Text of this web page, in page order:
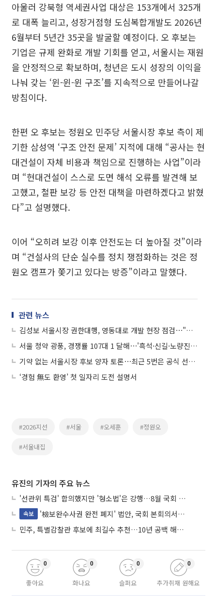
아울러 강북형 역세권사업 대상은 153개에서 325개
로 대폭 늘리고, 성장거점형 도심복합개발도 2026년
6월부터 5년간 35곳을 발굴할 예정이다. 오 후보는
기업은 규제 완화로 개발 기회를 얻고, 서울시는 재원
을 안정적으로 확보하며, 청년은 도시 성장의 이익을
나눠 갖는 ‘윈-윈-윈 구조’를 지속적으로 만들어나갈
방침이다.
한편 오 후보는 정원오 민주당 서울시장 후보 측이 제
기한 삼성역 ‘구조 안전 문제’ 지적에 대해 “공사는 현
대건설이 자체 비용과 책임으로 진행하는 사업”이라
며 “현대건설이 스스로 도면 해석 오류를 발견해 보
고했고, 철판 보강 등 안전 대책을 마련하겠다고 밝혔
다”고 설명했다.
이어 “오히려 보강 이후 안전도는 더 높아질 것”이라
며 “건설사의 단순 실수를 정치 쟁점화하는 것은 정
원오 캠프가 쫓기고 있다는 방증”이라고 말했다.
관련 뉴스
김성보 서울시장 권한대행, 영동대로 개발 현장 점검⋯"보강 안전관리 최우선"
서울 청약 광풍, 경쟁률 107대 1 달해⋯'흑석·신길·노량진' 상반기 분양 가세
기약 없는 서울시장 후보 양자 토론⋯최근 5번은 공식 선거 운동 전후 성사
‘경험 無도 환영’ 첫 일자리 도전 설명서
#2026지선 #서울 #오세훈 #정원오
#서울내집
유진의 기자의 주요 뉴스
'선관위 특검' 합의했지만 '형소법'은 강행…8월 국회 '입법 2차전' 예고
속보
'檢보완수사권 완전 폐지' 법안, 국회 본회의서 민주당 주도 통과
민주, 특별감찰관 후보에 최길수 추천…10년 공백 해소 속도
좋아요
0
화나요
0
슬퍼요
0
추가취재 원해요
0